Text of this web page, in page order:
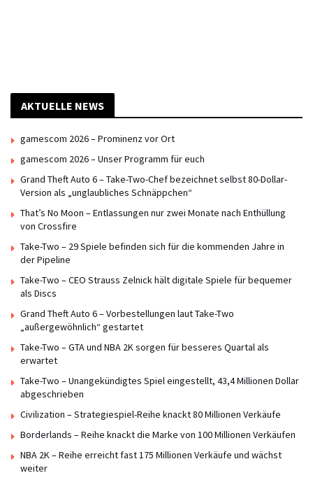
AKTUELLE NEWS
gamescom 2026 – Prominenz vor Ort
gamescom 2026 – Unser Programm für euch
Grand Theft Auto 6 – Take-Two-Chef bezeichnet selbst 80-Dollar-
Version als „unglaubliches Schnäppchen“
That’s No Moon – Entlassungen nur zwei Monate nach Enthüllung
von Crossfire
Take-Two – 29 Spiele befinden sich für die kommenden Jahre in
der Pipeline
Take-Two – CEO Strauss Zelnick hält digitale Spiele für bequemer
als Discs
Grand Theft Auto 6 – Vorbestellungen laut Take-Two
„außergewöhnlich“ gestartet
Take-Two – GTA und NBA 2K sorgen für besseres Quartal als
erwartet
Take-Two – Unangekündigtes Spiel eingestellt, 43,4 Millionen Dollar
abgeschrieben
Civilization – Strategiespiel-Reihe knackt 80 Millionen Verkäufe
Borderlands – Reihe knackt die Marke von 100 Millionen Verkäufen
NBA 2K – Reihe erreicht fast 175 Millionen Verkäufe und wächst
weiter